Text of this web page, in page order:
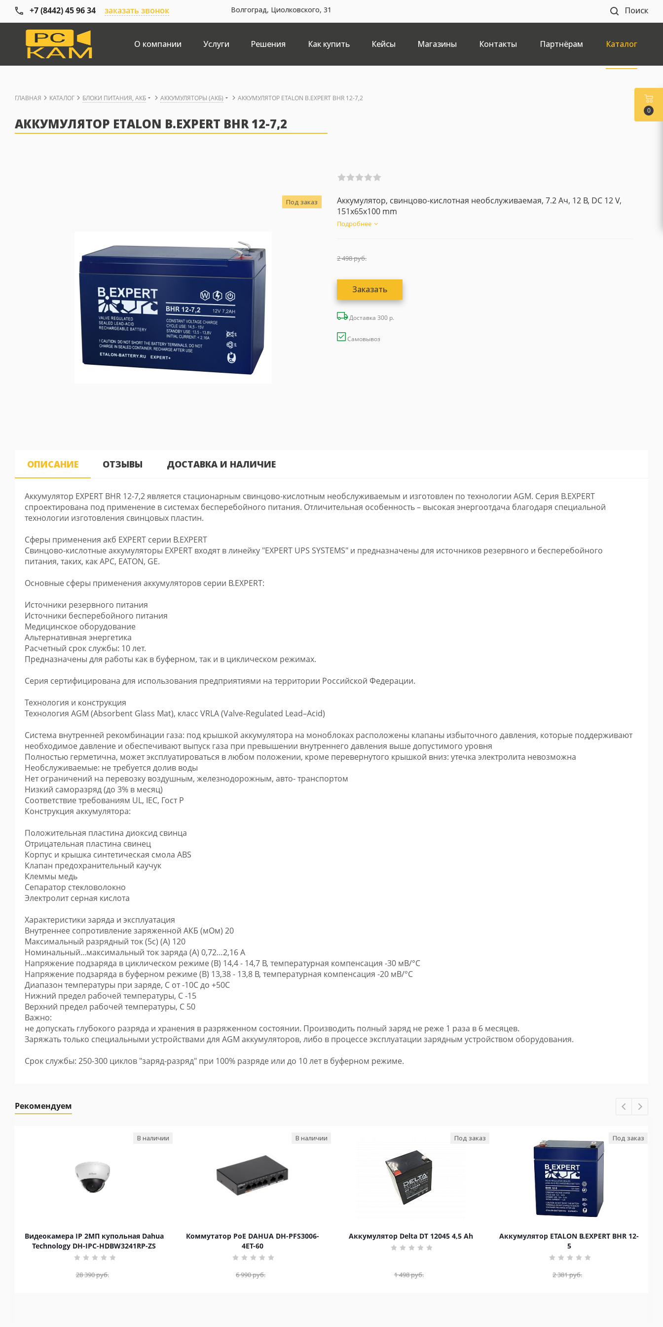
+7 (8442) 45 96 34 заказать звонок Волгоград, Циолковского, 31 Поиск
О компании Услуги Решения Как купить Кейсы Магазины Контакты Партнёрам Каталог
ГЛАВНАЯ КАТАЛОГ БЛОКИ ПИТАНИЯ, АКБ АККУМУЛЯТОРЫ (АКБ) АККУМУЛЯТОР ETALON B.EXPERT BHR 12-7,2
АККУМУЛЯТОР ETALON B.EXPERT BHR 12-7,2
Под заказ
Аккумулятор, свинцово-кислотная необслуживаемая, 7.2 Ач, 12 В, DC 12 V,
151x65x100 mm
Подробнее
2 498руб.
Заказать
Доставка 300 р.
Самовывоз
ОПИСАНИЕ ОТЗЫВЫ ДОСТАВКА И НАЛИЧИЕ
Аккумулятор EXPERT BHR 12-7,2 является стационарным свинцово-кислотным необслуживаемым и изготовлен по технологии AGM. Серия B.EXPERT
спроектирована под применение в системах бесперебойного питания. Отличительная особенность – высокая энергоотдача благодаря специальной
технологии изготовления свинцовых пластин.
Сферы применения акб EXPERT серии B.EXPERT
Свинцово-кислотные аккумуляторы EXPERT входят в линейку "EXPERT UPS SYSTEMS" и предназначены для источников резервного и бесперебойного
питания, таких, как APC, EATON, GE.
Основные сферы применения аккумуляторов серии B.EXPERT:
Источники резервного питания
Источники бесперебойного питания
Медицинское оборудование
Альтернативная энергетика
Расчетный срок службы: 10 лет.
Предназначены для работы как в буферном, так и в циклическом режимах.
Серия сертифицирована для использования предприятиями на территории Российской Федерации.
Технология и конструкция
Технология AGM (Absorbent Glass Mat), класс VRLA (Valve-Regulated Lead–Acid)
Система внутренней рекомбинации газа: под крышкой аккумулятора на моноблоках расположены клапаны избыточного давления, которые поддерживают
необходимое давление и обеспечивают выпуск газа при превышении внутреннего давления выше допустимого уровня
Полностью герметична, может эксплуатироваться в любом положении, кроме перевернутого крышкой вниз: утечка электролита невозможна
Необслуживаемые: не требуется долив воды
Нет ограничений на перевозку воздушным, железнодорожным, авто- транспортом
Низкий саморазряд (до 3% в месяц)
Соответствие требованиям UL, IEC, Гост Р
Конструкция аккумулятора:
Положительная пластина диоксид свинца
Отрицательная пластина свинец
Корпус и крышка синтетическая смола ABS
Клапан предохранительный каучук
Клеммы медь
Сепаратор стекловолокно
Электролит серная кислота
Характеристики заряда и эксплуатация
Внутреннее сопротивление заряженной АКБ (мОм) 20
Максимальный разрядный ток (5с) (А) 120
Номинальный...максимальный ток заряда (А) 0,72…2,16 А
Напряжение подзаряда в циклическом режиме (В) 14,4 - 14,7 В, температурная компенсация -30 мВ/°С
Напряжение подзаряда в буферном режиме (В) 13,38 - 13,8 В, температурная компенсация -20 мВ/°С
Диапазон температуры при заряде, С от -10С до +50С
Нижний предел рабочей температуры, С -15
Верхний предел рабочей температуры, С 50
Важно:
не допускать глубокого разряда и хранения в разряженном состоянии. Производить полный заряд не реже 1 раза в 6 месяцев.
Заряжать только специальными устройствами для AGM аккумуляторов, либо в процессе эксплуатации зарядным устройством оборудования.
Срок службы: 250-300 циклов "заряд-разряд" при 100% разряде или до 10 лет в буферном режиме.
Рекомендуем
Видеокамера IP 2МП купольная Dahua
Technology DH-IPC-HDBW3241RP-ZS
В наличии
28 390руб.
Коммутатор PoE DAHUA DH-PFS3006-
4ET-60
В наличии
6 990руб.
Аккумулятор Delta DT 12045 4,5 Ah
Под заказ
1 498руб.
Аккумулятор ETALON B.EXPERT BHR 12-
5
Под заказ
2 381руб.
0